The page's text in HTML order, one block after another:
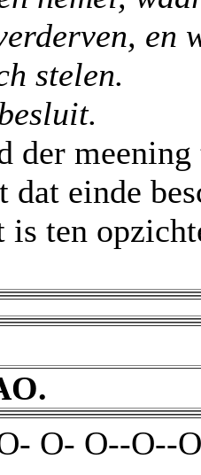
en
stelen.
der
dat einde
ten
O- O--O--